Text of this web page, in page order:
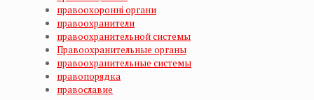
правоохоронні органи
правоохранители
правоохранительной системы
Правоохранительные органы
правоохранительные системы
правопорядка
православие